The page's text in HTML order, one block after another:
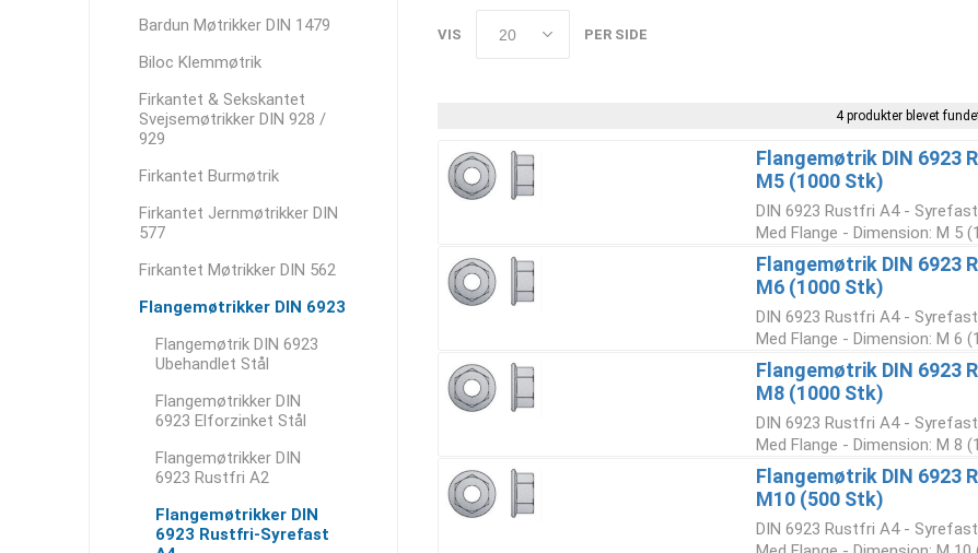
VIS PER SIDE
4 produkter blevet
Flangemøtrik DIN 6923
M5 (1000 Stk)
DIN 6923 Rustfri A4 -
Med Flange - Dimension: M 5
Flangemøtrik DIN 6923
M6 (1000 Stk)
DIN 6923 Rustfri A4 -
Med Flange - Dimension: M 6
Flangemøtrik DIN 6923
M8 (1000 Stk)
DIN 6923 Rustfri A4 -
Med Flange - Dimension: M 8
Flangemøtrik DIN 6923
M10 (500 Stk)
DIN 6923 Rustfri A4 -
Bardun Møtrikker DIN 1479
Biloc Klemmøtrik
Firkantet & Sekskantet
Svejsemøtrikker DIN 928 /
929
Firkantet Burmøtrik
Firkantet Jernmøtrikker DIN
577
Firkantet Møtrikker DIN 562
Flangemøtrikker DIN 6923
Flangemøtrik DIN 6923
Ubehandlet Stål
Flangemøtrikker DIN
6923 Elforzinket Stål
Flangemøtrikker DIN
6923 Rustfri A2
Flangemøtrikker DIN
6923 Rustfri-Syrefast